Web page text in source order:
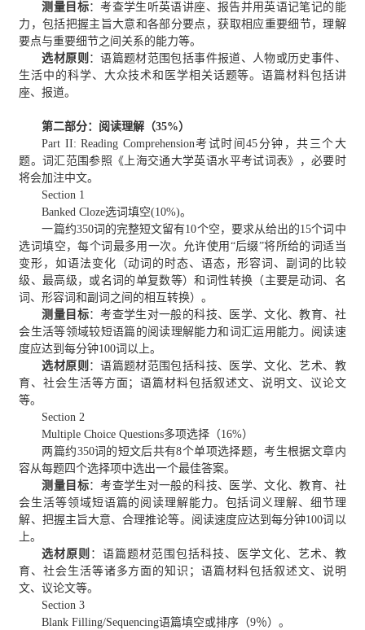
测量目标：考查学生听英语讲座、报告并用英语记笔记的能
力，包括把握主旨大意和各部分要点，获取相应重要细节，理解
要点与重要细节之间关系的能力等。
选材原则 ：语篇题材范围包括事件报道、人物或历史事件、
生活中的科学、大众技术和医学相关话题等。语篇材料包括讲
座、报道。
第二部分：阅读理解（35%）
Part II: Reading Comprehension考试时间45分钟，共三个大
题。词汇范围参照《上海交通大学英语水平考试词表》，必要时
将会加注中文。
Section 1
Banked Cloze选词填空(10%)。
一篇约350词的完整短文留有10个空，要求从给出的15个词中
选词填空，每个词最多用一次。允许使用“后缀”将所给的词适当
变形，如语法变化（动词的时态、语态，形容词、副词的比较
级、最高级，或名词的单复数等）和词性转换（主要是动词、名
词、形容词和副词之间的相互转换）。
测量目标：考查学生对一般的科技、医学、文化、教育、社
会生活等领域较短语篇的阅读理解能力和词汇运用能力。阅读速
度应达到每分钟100词以上。
选材原则 ：语篇题材范围包括科技、医学、文化、艺术、教
育、社会生活等方面；语篇材料包括叙述文、说明文、议论文
等。
Section 2
Multiple Choice Questions多项选择（16%）
两篇约350词的短文后共有8个单项选择题，考生根据文章内
容从每题四个选择项中选出一个最佳答案。
测量目标：考查学生对一般的科技、医学、文化、教育、社
会生活等领域短语篇的阅读理解能力。包括词义理解、细节理
解、把握主旨大意、合理推论等。阅读速度应达到每分钟100词以
上。
选材原则 ：语篇题材范围包括科技、医学文化、艺术、教
育、社会生活等诸多方面的知识；语篇材料包括叙述文、说明
文、议论文等。
Section 3
Blank Filling/Sequencing语篇填空或排序（9％）。